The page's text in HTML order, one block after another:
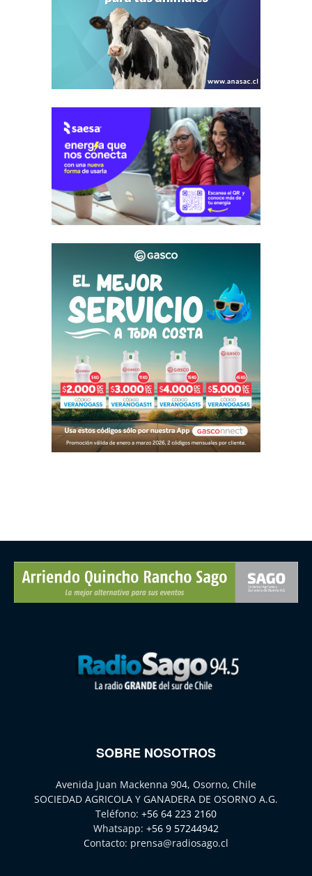
SOBRE NOSOTROS
Avenida Juan Mackenna 904, Osorno, Chile
SOCIEDAD AGRICOLA Y GANADERA DE OSORNO A.G.
Teléfono: +56 64 223 2160
Whatsapp: +56 9 57244942
Contacto: prensa@radiosago.cl